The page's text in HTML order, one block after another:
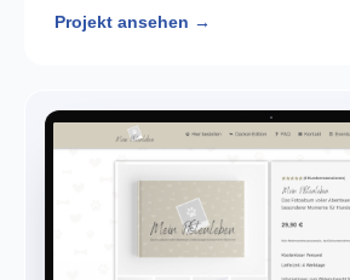
Projekt ansehen →